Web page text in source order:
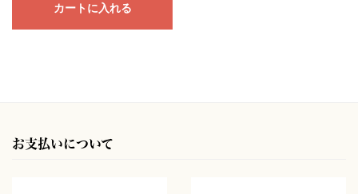
カートに入れる
お支払いについて